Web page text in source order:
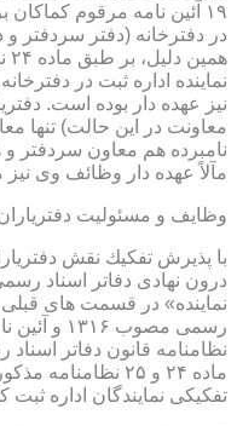
۱۹ آئین نامه مرقوم
در دفترخانه (دفتر سردفتر و
نماینده اداره ثبت در
نیز عهده دار بوده است.
معاونت در این حالت) تنها
نامبرده هم معاون سردفتر و
مآلاً عهده دار وظائف وی نیز
وظایف و مسئولیت دفتریاران
با پذیرش تفكیك نقش
درون نهادی دفاتر اسناد
نماینده» در قسمت های قبلی،
ماده ۲۴ و ۲۵
تفكیكی نمایندگان اداره ثبت